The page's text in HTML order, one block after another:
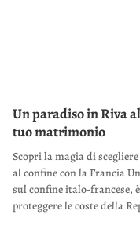
Un paradiso in Riva
tuo matrimonio
Scopri la magia di
al confine con la Francia
sul confine italo-francese,
proteggere le coste della